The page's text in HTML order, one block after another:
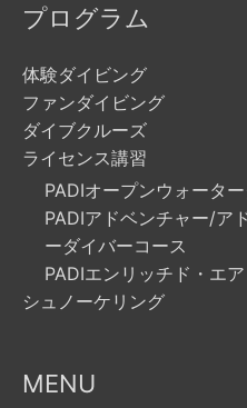
プログラム
体験ダイビング
ファンダイビング
ダイブクルーズ
ライセンス講習
PADIオープンウォータ
PADIアドベンチャー/ア
ーダイバーコース
PADIエンリッチド・エ
シュノーケリング
MENU